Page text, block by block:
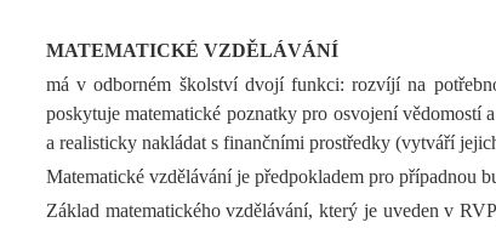
MATEMATICKÉ VZDĚLÁVÁNÍ
má v odborném školství dvojí funkci: rozvíjí na
poskytuje matematické poznatky pro osvojení
a realisticky nakládat s finančními prostředky (vytváří
Matematické vzdělávání je předpokladem pro případnou
Základ matematického vzdělávání, který je uveden v